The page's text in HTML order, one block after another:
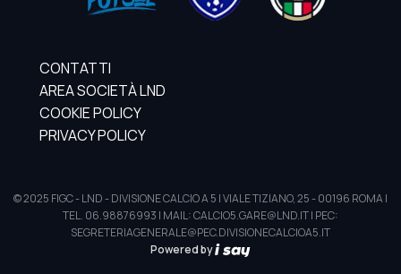
CONTATTI
AREA SOCIETÀ LND
COOKIE POLICY
PRIVACY POLICY
© 2025 FIGC - LND - DIVISIONE CALCIO A 5 | VIALE TIZIANO, 25 - 00196 ROMA |
TEL. 06.98876993 | MAIL: CALCIO5.GARE@LND.IT | PEC:
SEGRETERIAGENERALE@PEC.DIVISIONECALCIOA5.IT
Powered by